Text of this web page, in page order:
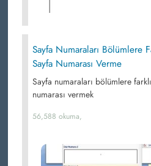
Sayfa Numaraları Bölümlere
Sayfa Numarası Verme
Sayfa numaraları bölümlere
numarası vermek
56,588 okuma,